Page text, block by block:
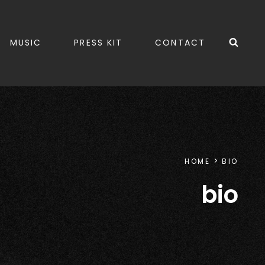
MUSIC PRESS KIT CONTACT
HOME BIO
bio